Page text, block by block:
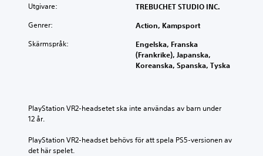
Utgivare: TREBUCHET STUDIO INC.
Genrer: Action, Kampsport
Skärmspråk:
Engelska, Franska
(Frankrike), Japanska,
Koreanska, Spanska, Tyska
PlayStation VR2-headsetet ska inte användas av barn under
12 år.
PlayStation VR2-headset behövs för att spela PS5-versionen av
det här spelet.